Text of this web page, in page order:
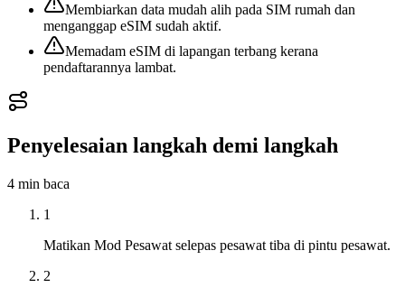
Membiarkan data mudah alih pada SIM rumah dan
menganggap eSIM sudah aktif.
Memadam eSIM di lapangan terbang kerana
pendaftarannya lambat.
Penyelesaian langkah demi langkah
4 min baca
1
Matikan Mod Pesawat selepas pesawat tiba di pintu pesawat.
2